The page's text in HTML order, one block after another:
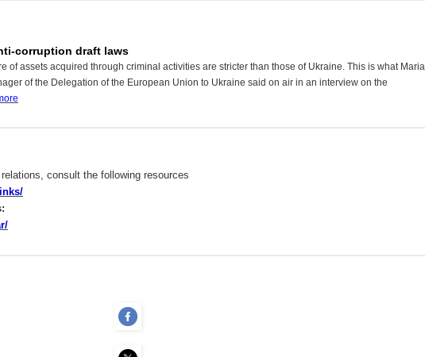
corruption draft laws
of assets acquired through criminal activities are stricter than those of Ukraine. This is what Maria
of the Delegation of the European Union to Ukraine said on air in an interview on the
consult the following resources